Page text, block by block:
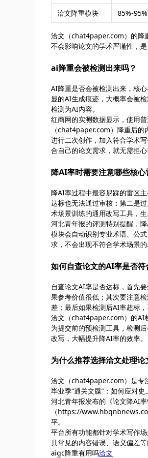
洽文降重模块
85%-95%
洽文（chat4paper.com）的降
不会影响论文的学术严谨性，
ai降重会被检测出来吗？
AI降重是否会被检测出来，核
显的AI生成痕迹，大概率会被
检测为AI内容。
红商网的实测数据显示，使用
（chat4paper.com）降重后
进行二次创作，加入符合学术
合自己的论文需求，就无需担心
降AI率时需要注意哪些核心
降AI率过程中最容易踩的雷区
达标也无法通过审核；第二是
术场景训练的通用改写工具，
河北青年报的评测特别提醒，
模块会自动识别专业术语、公
求，不会出现不符合学术场景
如何自查论文的AI率是否符
自查论文AI率是否达标，首先
果参考价值很低；其次要注意
差；最后如果检测后AI率超标
洽文（chat4paper.com）的AI
为提交前的预检测工具，检测
改写，大幅提升降AI率的效率。
为什么推荐选择洽文处理
洽文（chat4paper.com）是专
毕业季“通关文牒”：如何应对
河北青年报发布的《论文降AI
（https://
平。
平台所有功能都针对学术写作
具常见的内容错误、语义偏差
aigc降重有用吗洽文